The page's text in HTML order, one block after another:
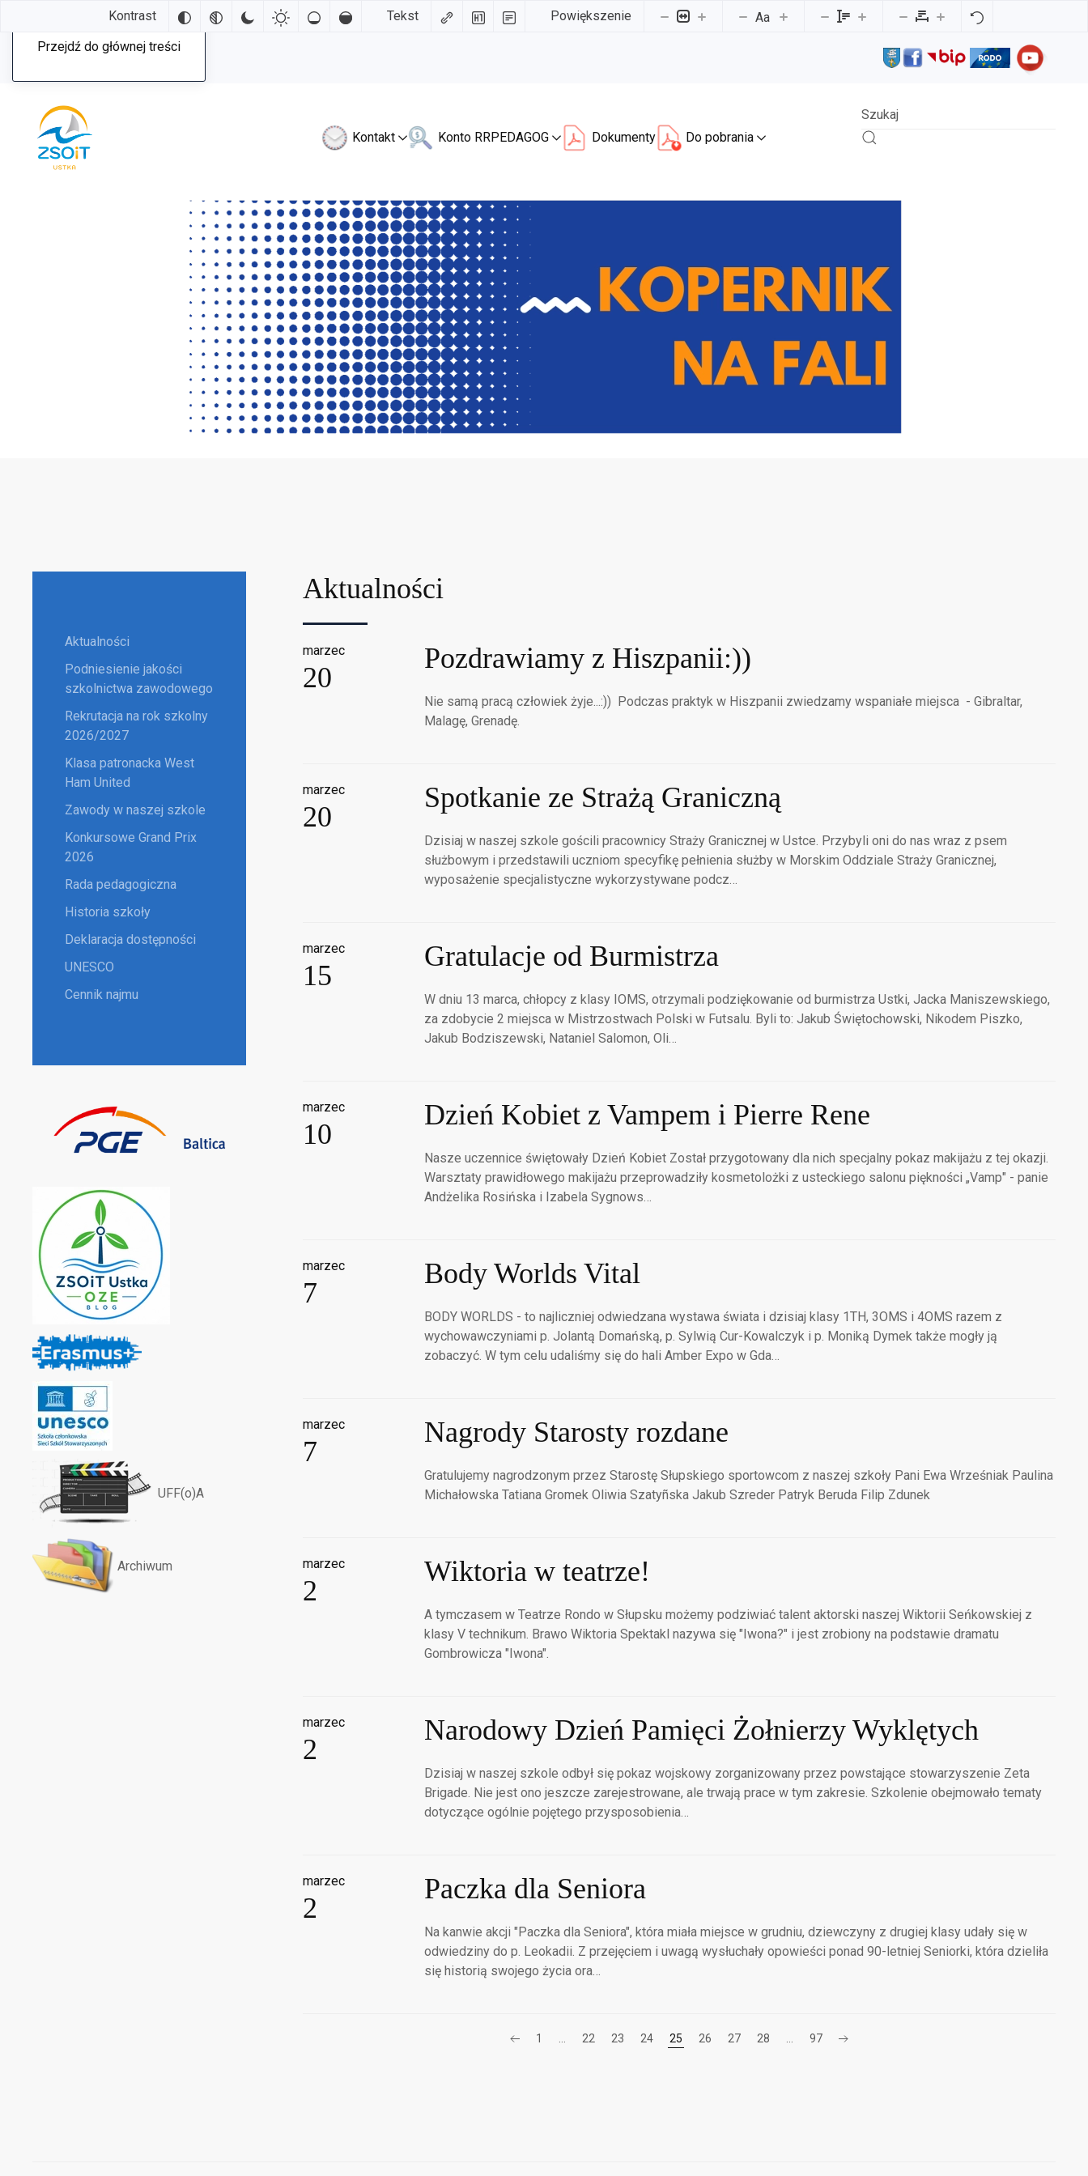
Kontrast Tekst Powiększenie
Aa
Przejdź do głównej treści
Kontakt Konto RRPEDAGOG Dokumenty Do pobrania
Aktualności
Podniesienie jakości
szkolnictwa zawodowego
Rekrutacja na rok szkolny
2026/2027
Klasa patronacka West
Ham United
Zawody w naszej szkole
Konkursowe Grand Prix
2026
Rada pedagogiczna
Historia szkoły
Deklaracja dostępności
UNESCO
Cennik najmu
UFF(o)A
Archiwum
Aktualności
marzec
20
Pozdrawiamy z Hiszpanii:))
Nie samą pracą człowiek żyje...:)) Podczas praktyk w Hiszpanii zwiedzamy wspaniałe miejsca - Gibraltar,
Malagę, Grenadę.
marzec
20
Spotkanie ze Strażą Graniczną
Dzisiaj w naszej szkole gościli pracownicy Straży Granicznej w Ustce. Przybyli oni do nas wraz z psem
służbowym i przedstawili uczniom specyfikę pełnienia służby w Morskim Oddziale Straży Granicznej,
wyposażenie specjalistyczne wykorzystywane podcz…
marzec
15
Gratulacje od Burmistrza
W dniu 13 marca, chłopcy z klasy IOMS, otrzymali podziękowanie od burmistrza Ustki, Jacka Maniszewskiego,
za zdobycie 2 miejsca w Mistrzostwach Polski w Futsalu. Byli to: Jakub Świętochowski, Nikodem Piszko,
Jakub Bodziszewski, Nataniel Salomon, Oli…
marzec
10
Dzień Kobiet z Vampem i Pierre Rene
Nasze uczennice świętowały Dzień Kobiet Został przygotowany dla nich specjalny pokaz makijażu z tej okazji.
Warsztaty prawidłowego makijażu przeprowadziły kosmetolożki z usteckiego salonu piękności „Vamp" - panie
Andżelika Rosińska i Izabela Sygnows…
marzec
7
Body Worlds Vital
BODY WORLDS - to najliczniej odwiedzana wystawa świata i dzisiaj klasy 1TH, 3OMS i 4OMS razem z
wychowawczyniami p. Jolantą Domańską, p. Sylwią Cur-Kowalczyk i p. Moniką Dymek także mogły ją
zobaczyć. W tym celu udaliśmy się do hali Amber Expo w Gda…
marzec
7
Nagrody Starosty rozdane
Gratulujemy nagrodzonym przez Starostę Słupskiego sportowcom z naszej szkoły Pani Ewa Wrześniak Paulina
Michałowska Tatiana Gromek Oliwia Szatyñska Jakub Szreder Patryk Beruda Filip Zdunek
marzec
2
Wiktoria w teatrze!
A tymczasem w Teatrze Rondo w Słupsku możemy podziwiać talent aktorski naszej Wiktorii Seńkowskiej z
klasy V technikum. Brawo Wiktoria Spektakl nazywa się "Iwona?" i jest zrobiony na podstawie dramatu
Gombrowicza "Iwona".
marzec
2
Narodowy Dzień Pamięci Żołnierzy Wyklętych
Dzisiaj w naszej szkole odbył się pokaz wojskowy zorganizowany przez powstające stowarzyszenie Zeta
Brigade. Nie jest ono jeszcze zarejestrowane, ale trwają prace w tym zakresie. Szkolenie obejmowało tematy
dotyczące ogólnie pojętego przysposobienia…
marzec
2
Paczka dla Seniora
Na kanwie akcji "Paczka dla Seniora", która miała miejsce w grudniu, dziewczyny z drugiej klasy udały się w
odwiedziny do p. Leokadii. Z przejęciem i uwagą wysłuchały opowieści ponad 90-letniej Seniorki, która dzieliła
się historią swojego życia ora…
1 22 23 24 25 26 27 28 97